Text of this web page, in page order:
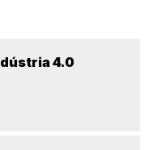
4.0